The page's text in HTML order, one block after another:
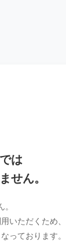
は
せん。
いただくため、
っております。